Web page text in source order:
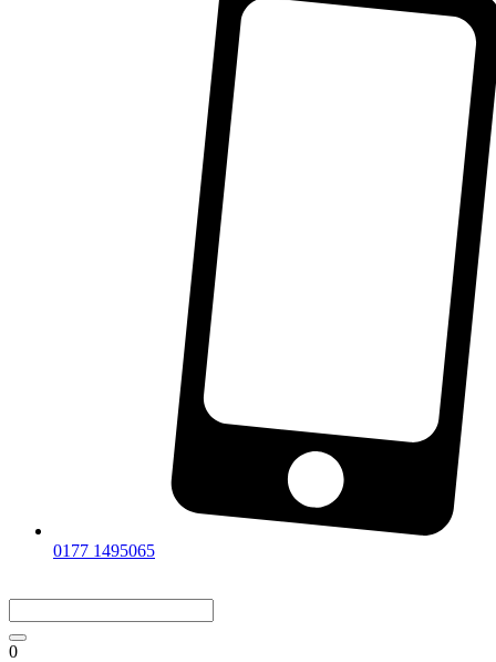
0177 1495065
0